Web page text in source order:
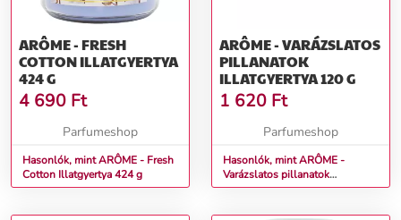
ARÔME - FRESH
COTTON ILLATGYERTYA
424 G
4 690 Ft
Parfumeshop
Hasonlók, mint ARÔME - Fresh
Cotton Illatgyertya 424 g
ARÔME - VARÁZSLATOS
PILLANATOK
ILLATGYERTYA 120 G
1 620 Ft
Parfumeshop
Hasonlók, mint ARÔME -
Varázslatos pillanatok
Illatgyertya 120 g